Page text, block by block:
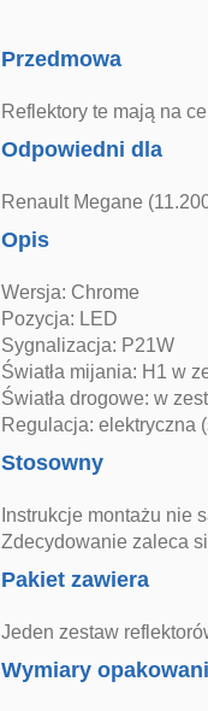
Przedmowa
Reflektory te mają na
Odpowiedni dla
Renault Megane
Opis
Wersja: Chrome
Pozycja: LED
Sygnalizacja: P21W
Światła mijania: H1 w
Światła drogowe: w
Regulacja: elektryczna
Stosowny
Instrukcje montażu nie
Zdecydowanie zaleca
Pakiet zawiera
Jeden zestaw
Wymiary